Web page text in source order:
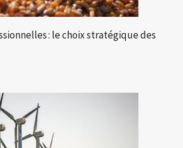
: le choix stratégique des